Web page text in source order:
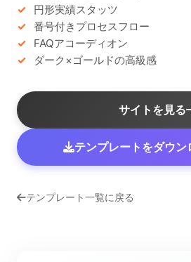
円形実績スタッツ
番号付きプロセスフロー
FAQアコーディオン
ダーク×ゴールドの高級感
サイトを見る
テンプレートをダウ
テンプレート一覧に戻る